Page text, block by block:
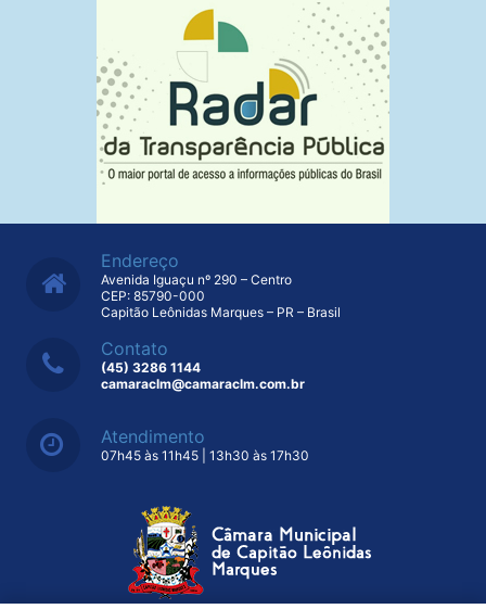
Endereço
Avenida Iguaçu nº 290 – Centro
CEP: 85790-000
Capitão Leônidas Marques – PR – Brasil
Contato
(45) 3286 1144
camaraclm@camaraclm.com.br
Atendimento
07h45 às 11h45 | 13h30 às 17h30